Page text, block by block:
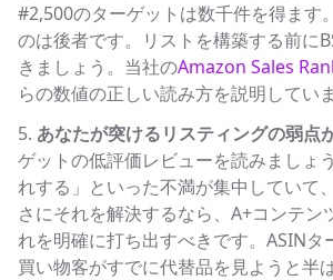
#2,500のターゲットは数千件を得ます
のは後者です。リストを構築する前に
きましょう。当社のAmazon Sales
らの数値の正しい読み方を説明していま
あなたが突けるリスティングの弱点
ゲットの低評価レビューを読みましょ
れする」といった不満が集中していて
さにそれを解決するなら、A+コンテン
れを明確に打ち出すべきです。ASINタ
買い物客がすでに代替品を見ようと半